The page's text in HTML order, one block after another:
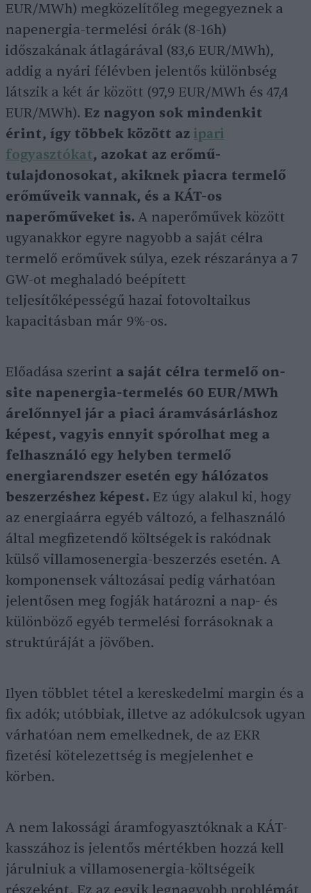
EUR/MWh) megközelítőleg megegyeznek a
napenergia-termelési órák (8-16h)
időszakának átlagárával (83,6 EUR/MWh),
addig a nyári félévben jelentős különbség
látszik a két ár között (97,9 EUR/MWh és 47,4
EUR/MWh). Ez nagyon sok mindenkit
érint, így többek között az ipari
fogyasztókat, azokat az erőmű-
tulajdonosokat, akiknek piacra termelő
erőműveik vannak, és a KÁT-os
naperőműveket is. A naperőművek között
ugyanakkor egyre nagyobb a saját célra
termelő erőművek súlya, ezek részaránya a 7
GW-ot meghaladó beépített
teljesítőképességű hazai fotovoltaikus
kapacitásban már 9%-os.
Előadása szerint a saját célra termelő on-
site napenergia-termelés 60 EUR/MWh
árelőnnyel jár a piaci áramvásárláshoz
képest, vagyis ennyit spórolhat meg a
felhasználó egy helyben termelő
energiarendszer esetén egy hálózatos
beszerzéshez képest. Ez úgy alakul ki, hogy
az energiaárra egyéb változó, a felhasználó
által megfizetendő költségek is rakódnak
külső villamosenergia-beszerzés esetén. A
komponensek változásai pedig várhatóan
jelentősen meg fogják határozni a nap- és
különböző egyéb termelési forrásoknak a
struktúráját a jövőben.
Ilyen többlet tétel a kereskedelmi margin és a
fix adók; utóbbiak, illetve az adókulcsok ugyan
várhatóan nem emelkednek, de az EKR
fizetési kötelezettség is megjelenhet e
körben.
A nem lakossági áramfogyasztóknak a KÁT-
kasszához is jelentős mértékben hozzá kell
járulniuk a villamosenergia-költségeik